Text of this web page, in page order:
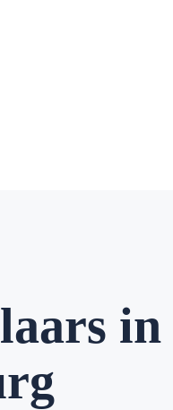
in